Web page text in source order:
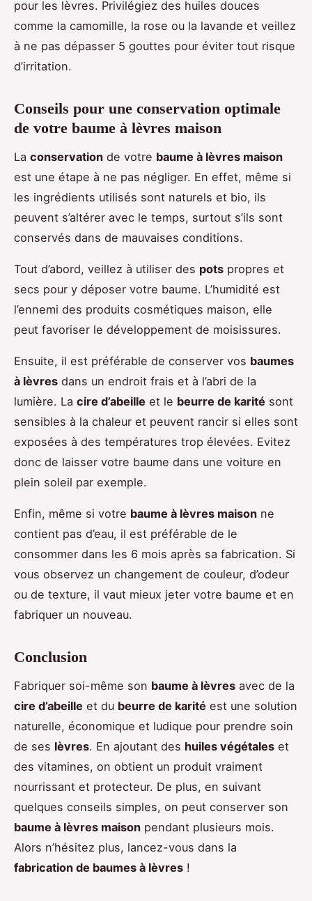
pour les lèvres. Privilégiez des huiles douces
comme la camomille, la rose ou la lavande et veillez
à ne pas dépasser 5 gouttes pour éviter tout risque
d’irritation.
Conseils pour une conservation optimale
de votre baume à lèvres maison
La conservation de votre baume à lèvres maison
est une étape à ne pas négliger. En effet, même si
les ingrédients utilisés sont naturels et bio, ils
peuvent s’altérer avec le temps, surtout s’ils sont
conservés dans de mauvaises conditions.
Tout d’abord, veillez à utiliser des pots propres et
secs pour y déposer votre baume. L’humidité est
l’ennemi des produits cosmétiques maison, elle
peut favoriser le développement de moisissures.
Ensuite, il est préférable de conserver vos baumes
à lèvres dans un endroit frais et à l’abri de la
lumière. La cire d’abeille et le beurre de karité sont
sensibles à la chaleur et peuvent rancir si elles sont
exposées à des températures trop élevées. Evitez
donc de laisser votre baume dans une voiture en
plein soleil par exemple.
Enfin, même si votre baume à lèvres maison ne
contient pas d’eau, il est préférable de le
consommer dans les 6 mois après sa fabrication. Si
vous observez un changement de couleur, d’odeur
ou de texture, il vaut mieux jeter votre baume et en
fabriquer un nouveau.
Conclusion
Fabriquer soi-même son baume à lèvres avec de la
cire d’abeille et du beurre de karité est une solution
naturelle, économique et ludique pour prendre soin
de ses lèvres. En ajoutant des huiles végétales et
des vitamines, on obtient un produit vraiment
nourrissant et protecteur. De plus, en suivant
quelques conseils simples, on peut conserver son
baume à lèvres maison pendant plusieurs mois.
Alors n’hésitez plus, lancez-vous dans la
fabrication de baumes à lèvres !